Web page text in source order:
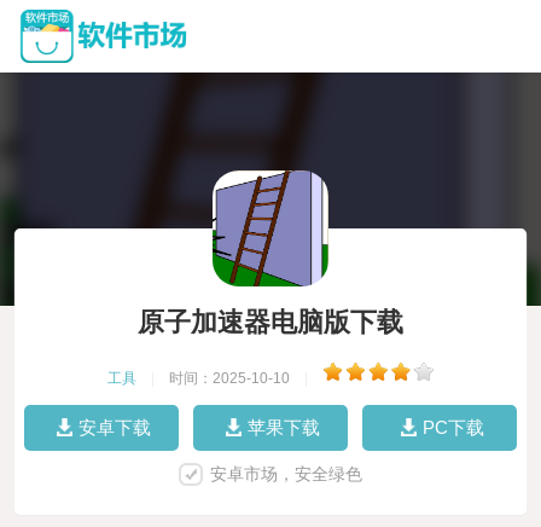
原子加速器电脑版下载
工具 时间：2025-10-10
安卓下载 苹果下载 PC下载
安卓市场，安全绿色